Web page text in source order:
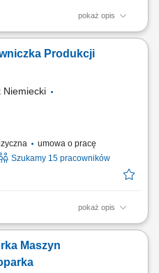
pokaż opis
Po zakończeniu
Produkcji
Niemiecki
umowa o pracę
Szukamy 15 pracowników
pokaż opis
zbrojarskich przy produkcji
dokumentacji technicznej i
produkcji. Utrzymywanie
Maszyn